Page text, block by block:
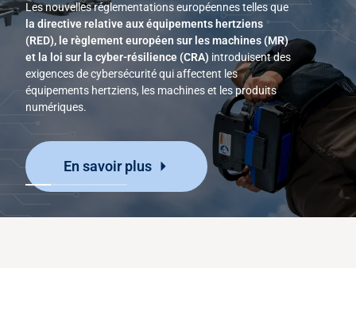
Les nouvelles réglementations européennes telles que
la directive relative aux équipements hertziens
(RED), le règlement européen sur les machines (MR)
et la loi sur la cyber-résilience (CRA) introduisent des
exigences de cybersécurité qui affectent les
équipements hertziens, les machines et les produits
numériques.
En savoir plus